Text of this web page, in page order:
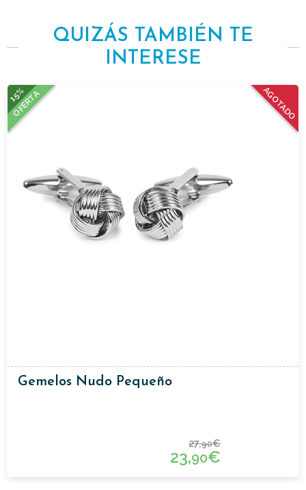
QUIZÁS TAMBIÉN TE
INTERESE
AGOTADO
15%
OFERTA
Gemelos Nudo Pequeño
27,90€
23,90€